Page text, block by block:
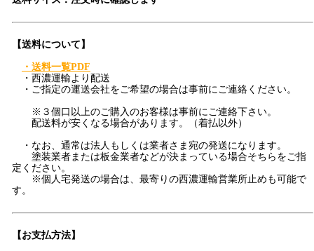
【送料について】
・送料一覧PDF
・西濃運輸より配送
・ご指定の運送会社をご希望の場合は事前にご連絡ください。
※３個口以上のご購入のお客様は事前にご連絡下さい。
配送料が安くなる場合があります。（着払以外）
・なお、通常は法人もしくは業者さま宛の発送になります。
塗装業者または板金業者などが決まっている場合そちらをご指
定ください。
※個人宅発送の場合は、最寄りの西濃運輸営業所止めも可能で
す。
【お支払方法】